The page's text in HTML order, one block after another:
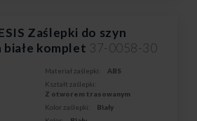
Zaślepki do szyn
komplet 37-0058-30
Materiał zaślepki:
ABS
Kształt zaślepki:
Z otworem trasowanym
Kolor zaślepki:
Biały